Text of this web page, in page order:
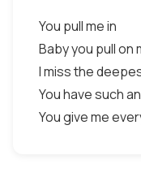
You pull me in
Baby you pull on
I miss the
You have such
You give me